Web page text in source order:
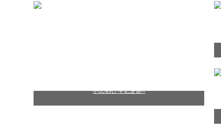
不忘初心 牢记使命--